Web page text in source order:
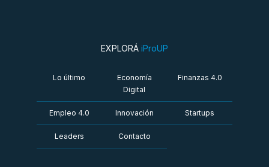
EXPLORÁ iProUP
Lo último
Economía
Digital
Finanzas 4.0
Empleo 4.0 Innovación Startups
Leaders Contacto